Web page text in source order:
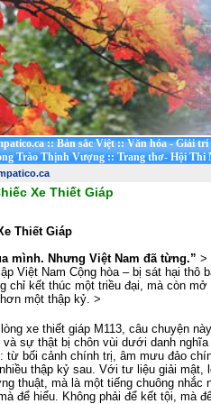
::Bản sắc Việt::Văn hóa - Giải trí
Trào Thịnh Vượng::Trang thơ- Hội Thi
Xe Thiết Giáp
Thiết Giáp
mình. Nhưng Việt Nam đã từng.” >
Việt Nam Cộng hòa – bị sát hại thô
kết thúc một triều đại, mà còn mở
một thập kỷ. >
xe thiết giáp M113, câu chuyện
sự thật bị chôn vùi dưới danh nghĩa
bối cảnh chính trị, âm mưu đảo
thập kỷ sau. Với tư liệu giải mật,
thuật, mà là một tiếng chuông nhắc
để hiểu. Không phải để kết tội, mà